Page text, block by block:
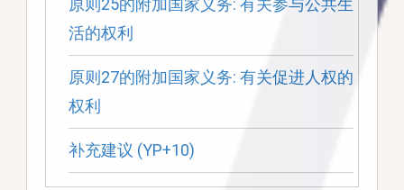
原则25的附加国家义务: 有关参与公共生
活的权利
原则27的附加国家义务: 有关促进人权的
权利
补充建议 (YP+10)